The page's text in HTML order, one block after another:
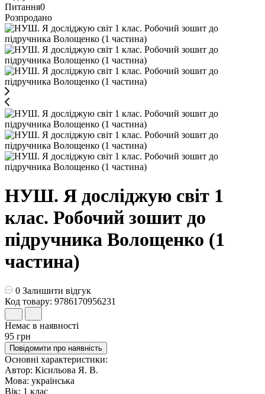
Питання0
Розпродано
НУШ. Я досліджую світ 1
клас. Робочий зошит до
підручника Волощенко (1
частина)
0 Залишити відгук
Код товару: 9786170956231
Немає в наявності
95 грн
Повідомити про наявність
Основні характеристики:
Автор: Кісильова Я. В.
Мова: українська
Вік: 1 клас